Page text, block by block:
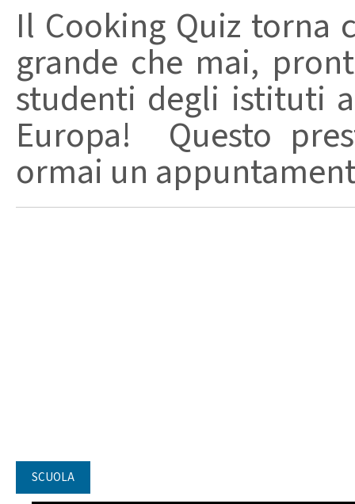
Il Cooking Quiz torna
grande che mai,
studenti degli istituti
Europa! Questo
ormai un
SCUOLA